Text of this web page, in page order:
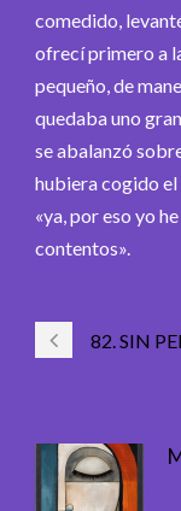
comedido,
ofrecí primero a
pequeño, de
quedaba uno
se abalanzó
hubiera cogido el
«ya, por eso yo
contentos».
82. SIN